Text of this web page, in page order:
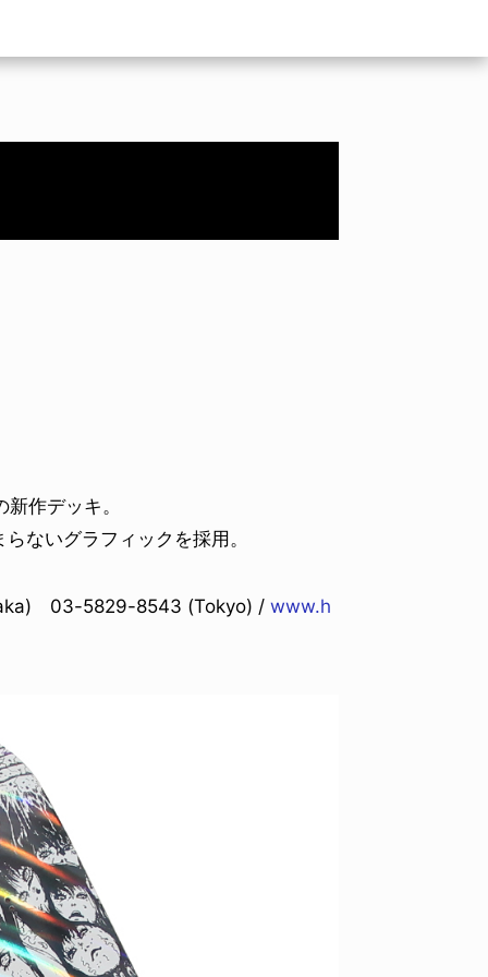
作デッキ。
ないグラフィックを採用。
03-5829-8543 (Tokyo) / www.h